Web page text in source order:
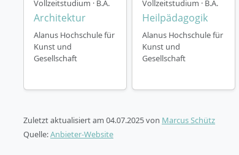
Zusatzqualifikation Theaterpädagogik.
Mit dem Abschluss „Bachelor of Arts
in Kunst, Pädagogik, Therapie und
Vollzeitstudium · B.A.
Architektur
Alanus Hochschule für
Kunst und
Gesellschaft
Vollzeitstudium · B.A.
Heilpädagogik
Alanus Hochschule für
Kunst und
Gesellschaft
Zuletzt aktualisiert am 04.07.2025von Marcus Schütz
Quelle:Anbieter-Website